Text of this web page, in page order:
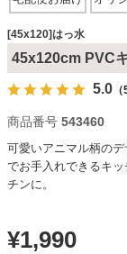
ダイニング
椅子・チ
食器棚・
[45x120]はっ水
45x120cm PVC
5.0 （
商品番号 543460
可愛いアニマル柄の
でお手入れできるキ
チンに。
¥1,990